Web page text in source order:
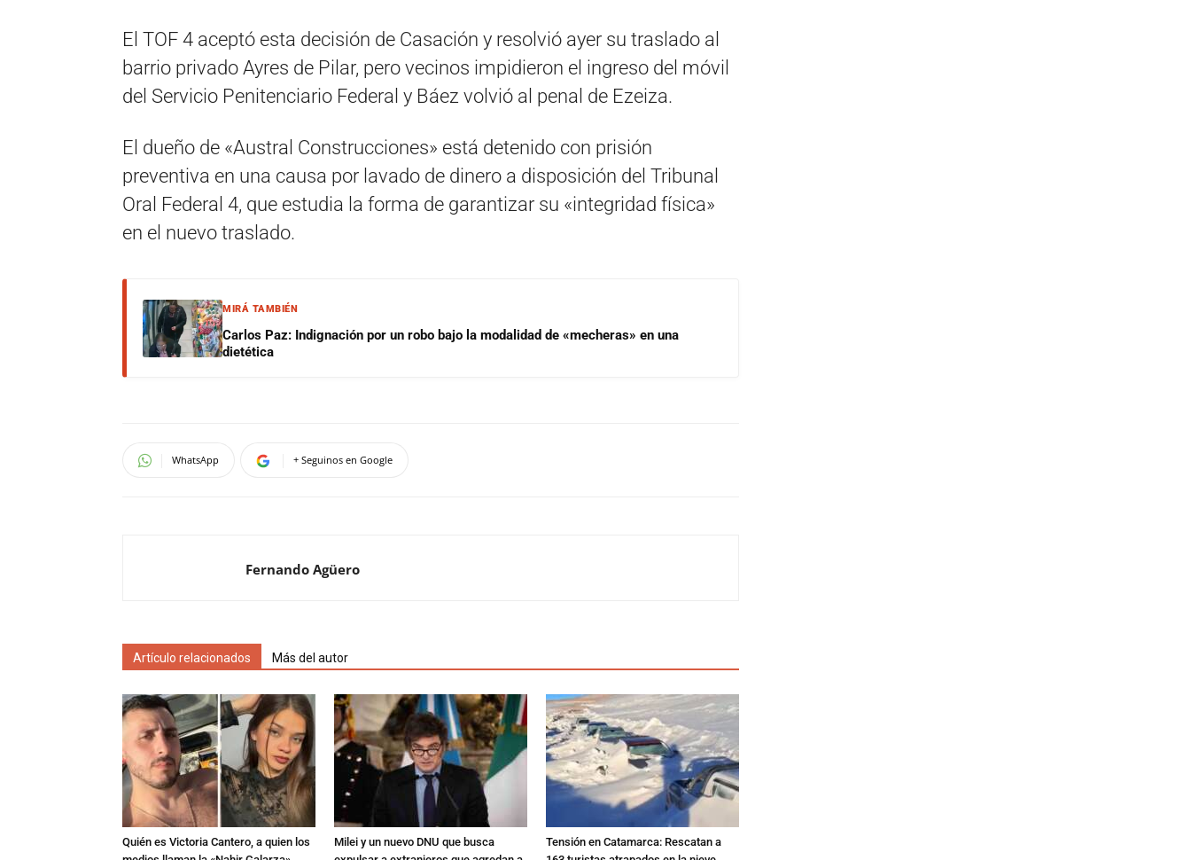
El TOF 4 aceptó esta decisión de Casación y resolvió ayer su traslado al
barrio privado Ayres de Pilar, pero vecinos impidieron el ingreso del móvil
del Servicio Penitenciario Federal y Báez volvió al penal de Ezeiza.
El dueño de «Austral Construcciones» está detenido con prisión
preventiva en una causa por lavado de dinero a disposición del Tribunal
Oral Federal 4, que estudia la forma de garantizar su «integridad física»
en el nuevo traslado.
MIRÁ TAMBIÉN
Carlos Paz: Indignación por un robo bajo la modalidad de «mecheras» en una
dietética
WhatsApp + Seguinos en Google
Fernando Agüero
Artículo relacionados Más del autor
Quién es Victoria Cantero, a quien los
Milei y un nuevo DNU que busca
Tensión en Catamarca: Rescatan a